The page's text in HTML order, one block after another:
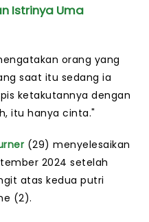
Istrinya Uma
orang yang
saat itu sedang ia
ketakutannya dengan
itu hanya cinta."
(29) menyelesaikan
2024 setelah
atas kedua putri
(2).